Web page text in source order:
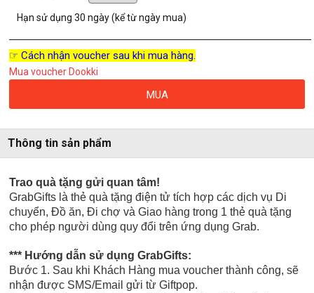
Hạn sử dụng30 ngày (kể từ ngày mua)
☞ Cách nhận voucher sau khi mua hàng.
Mua voucher Dookki
MUA
Thông tin sản phẩm
Trao quà tặng gửi quan tâm!
GrabGifts là thẻ quà tặng điện tử tích hợp các dịch vụ Di
chuyển, Đồ ăn, Đi chợ và Giao hàng trong 1 thẻ quà tặng
cho phép người dùng quy đổi trên ứng dụng Grab.
*** Hướng dẫn sử dụngGrabGifts:
Bước 1. Sau khi Khách Hàng mua voucher thành công, sẽ
nhận được SMS/Email gửi từ Giftpop.